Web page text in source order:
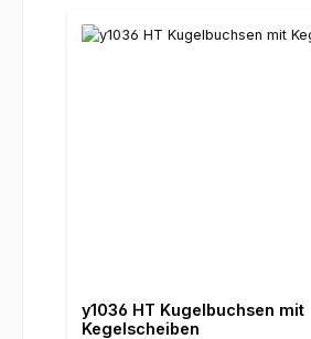
y1036 HT Kugelbuchsen mit
Kegelscheiben